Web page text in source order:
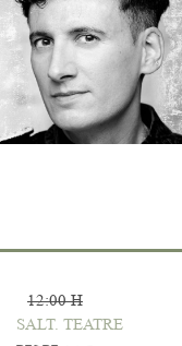
12:00 H
SALT. TEATRE